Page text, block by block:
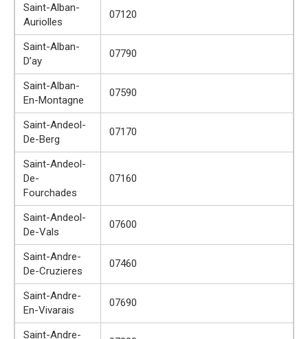
Saint-Alban-
Auriolles
07120
Saint-Alban-
D’ay
07790
Saint-Alban-
En-Montagne
07590
Saint-Andeol-
De-Berg
07170
Saint-Andeol-
De-
Fourchades
07160
Saint-Andeol-
De-Vals
07600
Saint-Andre-
De-Cruzieres
07460
Saint-Andre-
En-Vivarais
07690
Saint-Andre-